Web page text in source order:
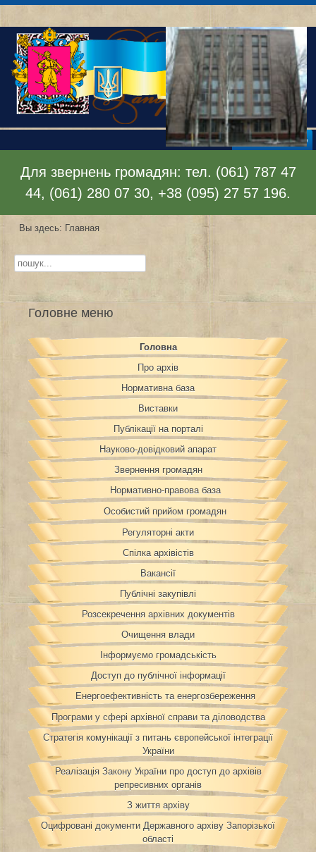
Раскрыть меню
Для звернень громадян: тел. (061) 787 47
44, (061) 280 07 30, +38 (095) 27 57 196.
Вы здесь: Главная
Искать...
Головне меню
Головна
Про архів
Нормативна база
Виставки
Публікації на порталі
Науково-довідковий апарат
Звернення громадян
Нормативно-правова база
Особистий прийом громадян
Регуляторні акти
Спілка архівістів
Вакансії
Публічні закупівлі
Розсекречення архівних документів
Очищення влади
Інформуємо громадськість
Доступ до публічної інформації
Енергоефективність та енергозбереження
Програми у сфері архівної справи та діловодства
Стратегія комунікації з питань європейської інтеграції
України
Реалізація Закону України про доступ до архівів
репресивних органів
З життя архіву
Оцифровані документи Державного архіву Запорізької
області